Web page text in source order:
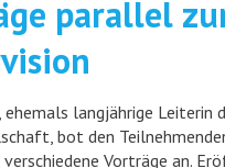
parallel
ehemals langjährige Leiterin
bot den
verschiedene Vorträge an.